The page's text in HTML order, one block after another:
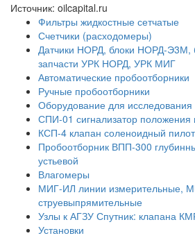
Источник: oilcapital.ru
Фильтры жидкостные сетчатые
Счетчики (расходомеры)
Датчики НОРД, блоки НОРД-Э3М,
запчасти УРК НОРД, УРК МИГ
Автоматические пробоотборники
Ручные пробоотборники
Оборудование для исследования
СПИ-01 сигнализатор положения
КСП-4 клапан соленоидный
Пробоотборник ВПП-300
устьевой
Влагомеры
МИГ-ИЛ линии измерительные,
струевыпрямительные
Узлы к АГЗУ Спутник: клапана
Установки